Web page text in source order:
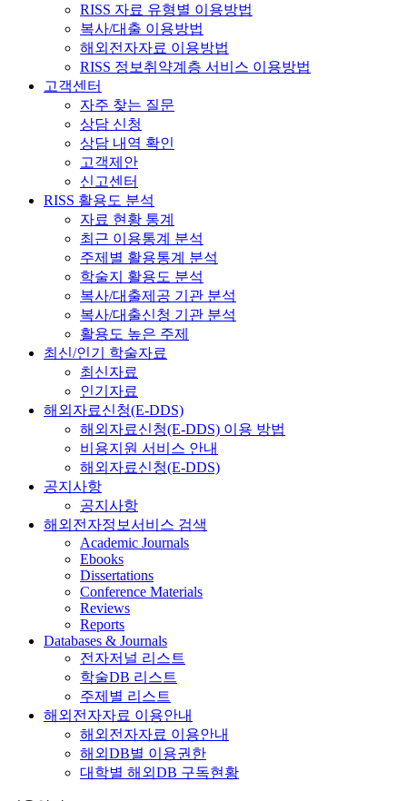
RISS 자료 유형별 이용방법
복사/대출 이용방법
해외전자자료 이용방법
RISS 정보취약계층 서비스 이용방법
고객센터
자주 찾는 질문
상담 신청
상담 내역 확인
고객제안
신고센터
RISS 활용도 분석
자료 현황 통계
최근 이용통계 분석
주제별 활용통계 분석
학술지 활용도 분석
복사/대출제공 기관 분석
복사/대출신청 기관 분석
활용도 높은 주제
최신/인기 학술자료
최신자료
인기자료
해외자료신청(E-DDS)
해외자료신청(E-DDS) 이용 방법
비용지원 서비스 안내
해외자료신청(E-DDS)
공지사항
공지사항
해외전자정보서비스 검색
Academic Journals
Ebooks
Dissertations
Conference Materials
Reviews
Reports
Databases & Journals
전자저널 리스트
학술DB 리스트
주제별 리스트
해외전자자료 이용안내
해외전자자료 이용안내
해외DB별 이용권한
대학별 해외DB 구독현황